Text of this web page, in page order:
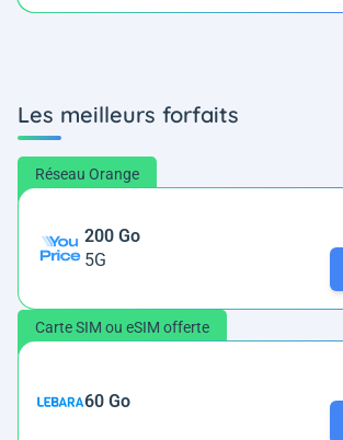
Les meilleurs forfaits
Réseau Orange
200 Go
5G
Carte SIM ou eSIM offerte
60 Go